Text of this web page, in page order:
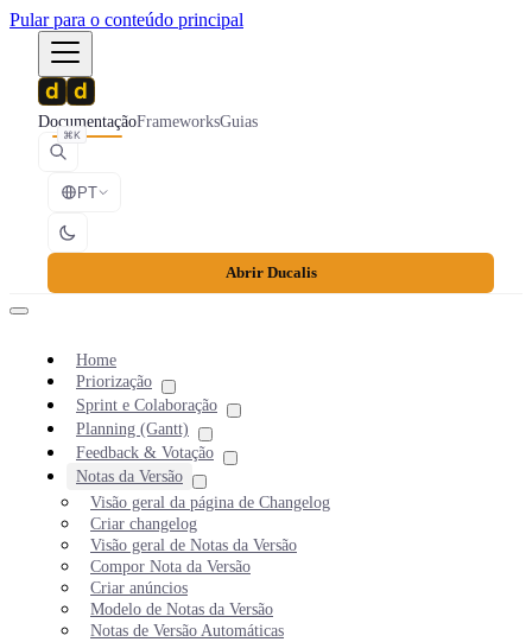
Pular para o conteúdo principal
DocumentaçãoFrameworksGuias
⌘K
PT
Abrir Ducalis
Home
Priorização
Sprint e Colaboração
Planning (Gantt)
Feedback & Votação
Notas da Versão
Visão geral da página de Changelog
Criar changelog
Visão geral de Notas da Versão
Compor Nota da Versão
Criar anúncios
Modelo de Notas da Versão
Notas de Versão Automáticas